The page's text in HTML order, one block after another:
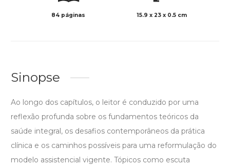
84 páginas 15.9 x 23 x 0.5 cm
Sinopse
Ao longo dos capítulos, o leitor é conduzido por uma
reflexão profunda sobre os fundamentos teóricos da
saúde integral, os desafios contemporâneos da prática
clínica e os caminhos possíveis para uma reformulação do
modelo assistencial vigente. Tópicos como escuta